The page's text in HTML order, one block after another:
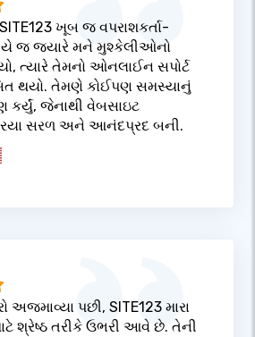
ખૂબ જ વપરાશકર્તા-
જ જ્યારે મને મુશ્કેલીઓનો
ત્યારે તેમનો ઓનલાઈન સપોર્ટ
થયો. તેમણે કોઈપણ સમસ્યાનું
કર્યું, જેનાથી વેબસાઇટ
સરળ અને આનંદપ્રદ બની.
અજમાવ્યા પછી, SITE123 મારા
શ્રેષ્ઠ તરીકે ઉભરી આવે છે. તેની